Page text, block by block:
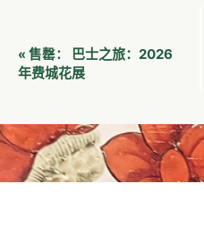
活
动
航
« 售罄：
巴士之旅：2026
年费城花展